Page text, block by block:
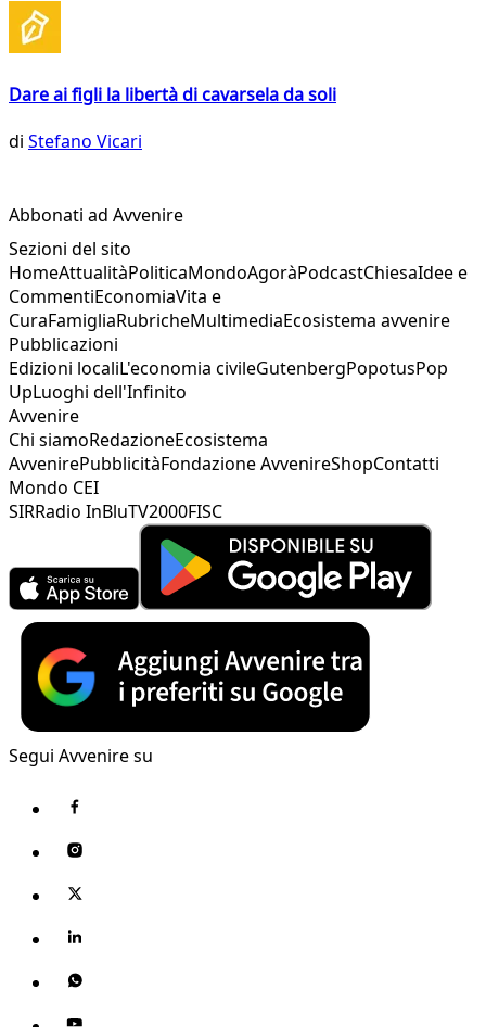
Dare ai figli la libertà di cavarsela da soli
di Stefano Vicari
Abbonati ad Avvenire
Sezioni del sito
HomeAttualitàPoliticaMondoAgoràPodcastChiesaIdee e
CommentiEconomiaVita e
CuraFamigliaRubricheMultimediaEcosistema avvenire
Pubblicazioni
Edizioni localiL'economia civileGutenbergPopotusPop
UpLuoghi dell'Infinito
Avvenire
Chi siamoRedazioneEcosistema
AvvenirePubblicitàFondazione AvvenireShopContatti
Mondo CEI
SIRRadio InBluTV2000FISC
Segui Avvenire su